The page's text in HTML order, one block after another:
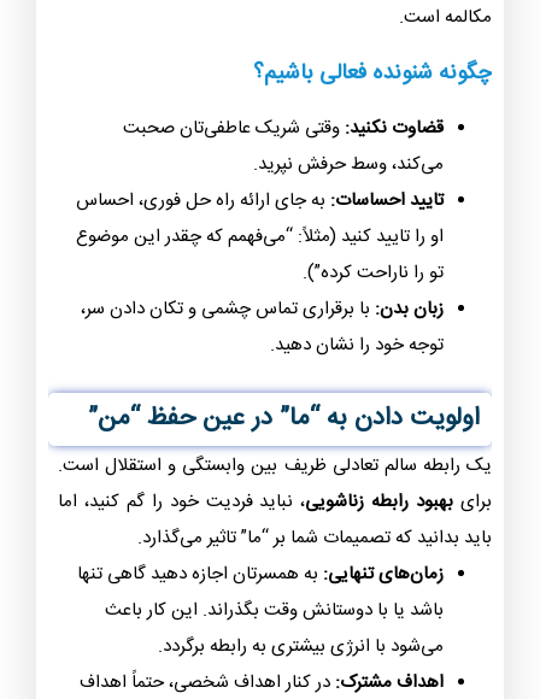
مکالمه است.
چگونه شنونده فعالی باشیم؟
قضاوت نکنید: وقتی شریک عاطفی‌تان صحبت
می‌کند، وسط حرفش نپرید.
تایید احساسات: به جای ارائه راه حل فوری، احساس
او را تایید کنید (مثلاً: “می‌فهمم که چقدر این موضوع
تو را ناراحت کرده”).
زبان بدن: با برقراری تماس چشمی و تکان دادن سر،
توجه خود را نشان دهید.
اولویت دادن به “ما” در عین حفظ “من”
یک رابطه سالم تعادلی ظریف بین وابستگی و استقلال است.
برای بهبود رابطه زناشویی، نباید فردیت خود را گم کنید، اما
باید بدانید که تصمیمات شما بر “ما” تاثیر می‌گذارد.
زمان‌های تنهایی: به همسرتان اجازه دهید گاهی تنها
باشد یا با دوستانش وقت بگذراند. این کار باعث
می‌شود با انرژی بیشتری به رابطه برگردد.
اهداف مشترک: در کنار اهداف شخصی، حتماً اهداف